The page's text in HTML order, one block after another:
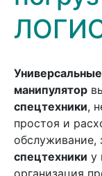
манипулятор
спецтехники,
простоя и
обслуживание,
спецтехники у
организация